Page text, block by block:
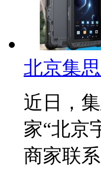
北京集
近日，
家“北京
商家联